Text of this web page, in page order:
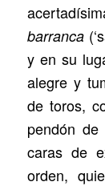
barranca
y en su
alegre y
de toros,
pendón de
caras de
orden,